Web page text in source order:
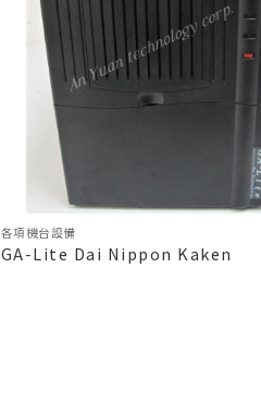
各項機台設備
GA-Lite Dai Nippon Kaken